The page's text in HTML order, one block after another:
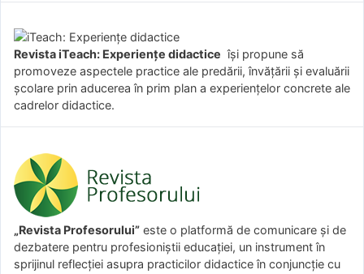
Revista iTeach: Experienţe didactice îşi propune să
promoveze aspectele practice ale predării, învăţării şi evaluării
şcolare prin aducerea în prim plan a experienţelor concrete ale
cadrelor didactice.
„Revista Profesorului” este o platformă de comunicare și de
dezbatere pentru profesioniștii educației, un instrument în
sprijinul reflecției asupra practicilor didactice în conjuncție cu